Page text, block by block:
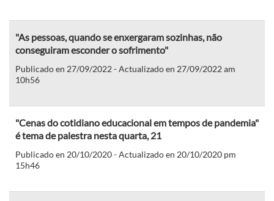
"As pessoas, quando se enxergaram sozinhas, não
conseguiram esconder o sofrimento"
Publicado en 27/09/2022 - Actualizado en 27/09/2022 am
10h56
"Cenas do cotidiano educacional em tempos de pandemia"
é tema de palestra nesta quarta, 21
Publicado en 20/10/2020 - Actualizado en 20/10/2020 pm
15h46